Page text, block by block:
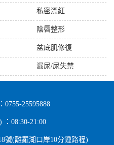
私密漂紅
陰唇整形
盆底肌修復
漏尿/尿失禁
0755-25595888
：08:30-21:00
號(離羅湖口岸10分鍾路程)